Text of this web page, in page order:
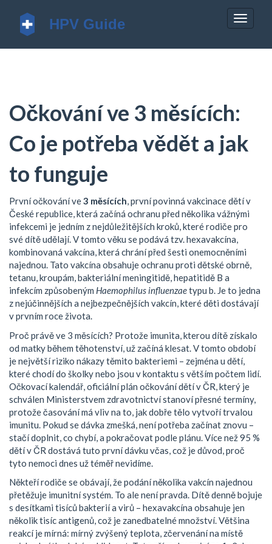
Očkování ve 3 měsících:
Co je potřeba vědět a jak
to funguje
První očkování ve3 měsících,první povinná vakcinace dětí v
České republice, která začíná ochranu před několika vážnými
infekcemi je jedním z nejdůležitějších kroků, které rodiče pro
své dítě udělají. V tomto věku se podává tzv.hexavakcína,
kombinovaná vakcína, která chrání před šesti onemocněními
najednou. Tato vakcína obsahuje ochranu proti dětské obrně,
tetanu, kroupám, bakteriální meningitidě, hepatitidě B a
infekcím způsobeným Haemophilus influenzaetypu b. Je to jedna
z nejúčinnějších a nejbezpečnějších vakcín, které děti dostávají
v prvním roce života.
Proč právě ve 3 měsících? Protože imunita, kterou dítě získalo
od matky během těhotenství, už začíná klesat. V tomto období
je největší riziko nákazy těmito bakteriemi – zejména u dětí,
které chodí do školky nebo jsou v kontaktu s větším počtem lidí.
Očkovací kalendář oficiální plán očkování dětí v ČR, který je
schválen Ministerstvem zdravotnictvístanoví přesné termíny,
protože časování má vliv na to, jak dobře tělo vytvoří trvalou
imunitu. Pokud se dávka zmešká, není potřeba začínat znovu –
stačí doplnit, co chybí, a pokračovat podle plánu. Více než 95 %
dětí v ČR dostává tuto první dávku včas, což je důvod, proč
tyto nemoci dnes už téměř nevidíme.
Někteří rodiče se obávají, že podání několika vakcín najednou
přetěžuje imunitní systém. To ale není pravda. Dítě denně bojuje
s desítkami tisíců bakterií a virů – hexavakcína obsahuje jen
několik tisíc antigenů, což je zanedbatelné množství. Většina
reakcí je mírná: mírný zvýšený teplota, zčervenání na místě